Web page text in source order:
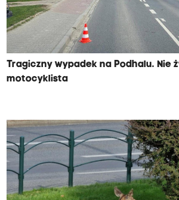
Tragiczny wypadek na Podhalu. Nie
motocyklista